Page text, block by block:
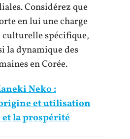
Considérez que
en lui une charge
spécifique,
la dynamique des
en Corée.
Neko :
et utilisation
et la prospérité